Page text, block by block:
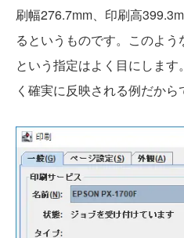
刷幅276.7mm、印刷高
るというものです。このよ
という指定はよく目にしま
く確実に反映される例だから